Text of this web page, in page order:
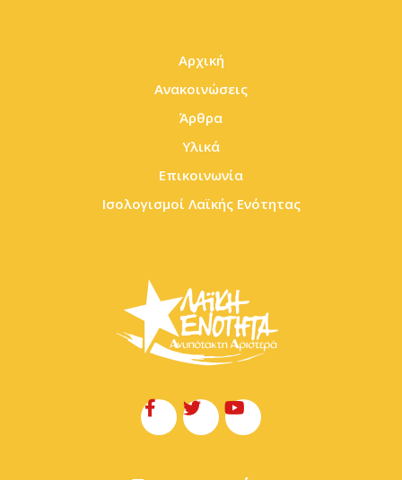
Αρχική
Ανακοινώσεις
Άρθρα
Υλικά
Επικοινωνία
Ισολογισμοί Λαϊκής Ενότητας